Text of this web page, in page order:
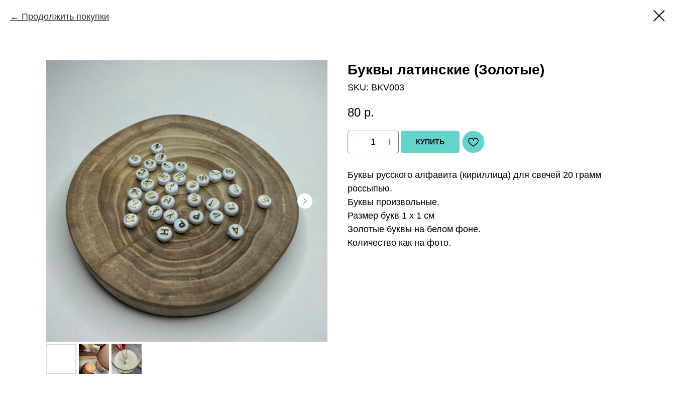
Продолжить покупки
Буквы латинские (Золотые)
SKU: BKV003
80 р.
КУПИТЬ
Буквы русского алфавита (кириллица) для свечей 20 грамм
россыпью.
Буквы произвольные.
Размер букв 1 х 1 см
Золотые буквы на белом фоне.
Количество как на фото.